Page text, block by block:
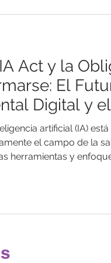
Act y la
El
Digital y
artificial (IA)
el campo de la
herramientas y